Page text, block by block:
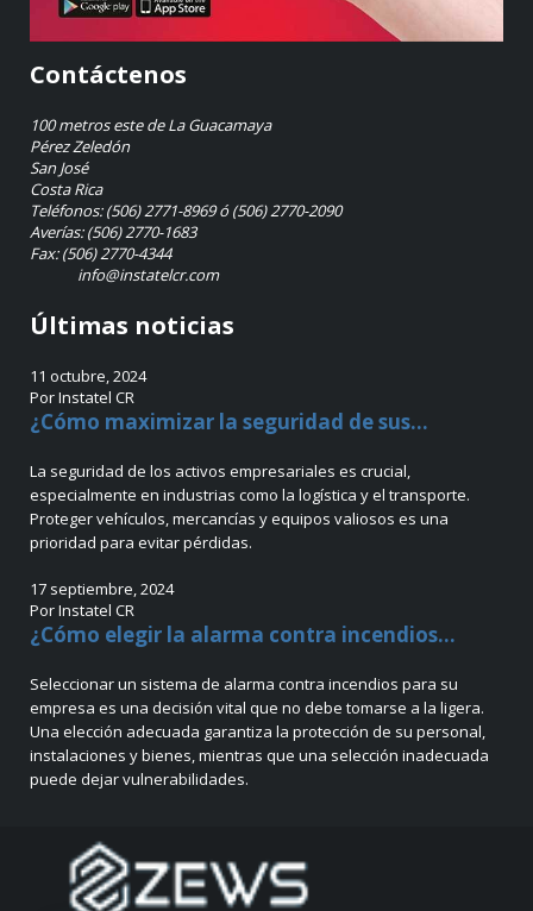
Contáctenos
100 metros este de La Guacamaya
Pérez Zeledón
San José
Costa Rica
Teléfonos: (506) 2771-8969 ó (506) 2770-2090
Averías: (506) 2770-1683
Fax: (506) 2770-4344
info@instatelcr.com
Últimas noticias
11 octubre, 2024
Por Instatel CR
¿Cómo maximizar la seguridad de sus...
La seguridad de los activos empresariales es crucial,
especialmente en industrias como la logística y el transporte.
Proteger vehículos, mercancías y equipos valiosos es una
prioridad para evitar pérdidas.
17 septiembre, 2024
Por Instatel CR
¿Cómo elegir la alarma contra incendios...
Seleccionar un sistema de alarma contra incendios para su
empresa es una decisión vital que no debe tomarse a la ligera.
Una elección adecuada garantiza la protección de su personal,
instalaciones y bienes, mientras que una selección inadecuada
puede dejar vulnerabilidades.